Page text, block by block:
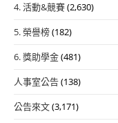
4. 活動&競賽(2,630)
5. 榮譽榜(182)
6. 獎助學金(481)
人事室公告(138)
公告來文(3,171)